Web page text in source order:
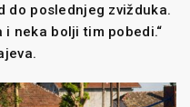
do poslednjeg zvižduka.
neka bolji tim pobedi.“